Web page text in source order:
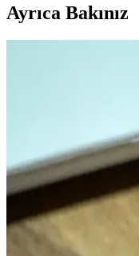
Ayrıca Bakınız
Polimer Kil ile
Yapımı ve
Polimer kil kullanılarak
boya ve alkol bazlı
görünüm kazanıyor.
Polimer Kil, Taklit
Sanatında
Minyatür figür
malzemeleri kullanılarak
oluşturulmaktadır.